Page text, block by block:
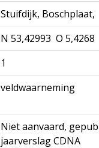
Stuifdijk, Boschplaat,
N 53,42993 O 5,4268
1
veldwaarneming
Niet aanvaard,
jaarverslag CDNA